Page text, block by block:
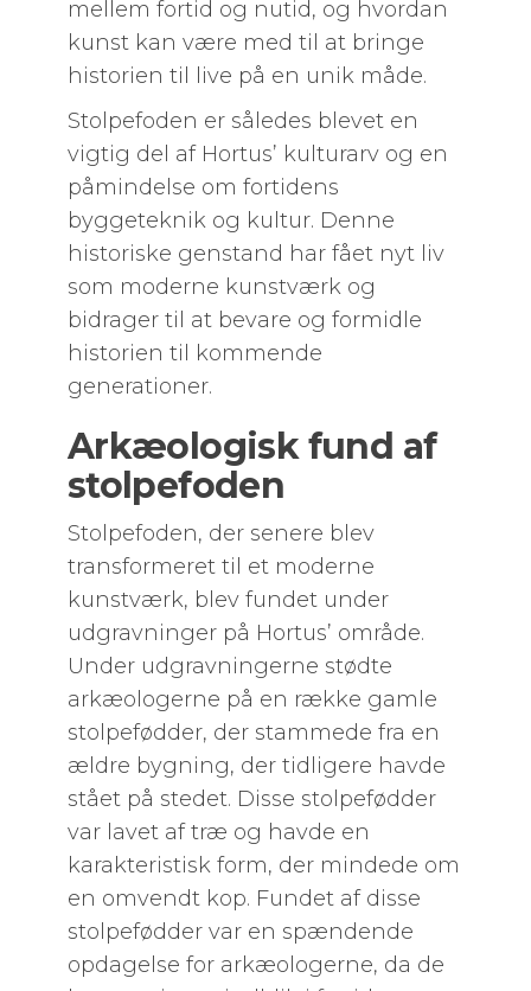
mellem fortid og nutid, og hvordan
kunst kan være med til at bringe
historien til live på en unik måde.
Stolpefoden er således blevet en
vigtig del af Hortus’ kulturarv og en
påmindelse om fortidens
byggeteknik og kultur. Denne
historiske genstand har fået nyt liv
som moderne kunstværk og
bidrager til at bevare og formidle
historien til kommende
generationer.
Arkæologisk fund af
stolpefoden
Stolpefoden, der senere blev
transformeret til et moderne
kunstværk, blev fundet under
udgravninger på Hortus’ område.
Under udgravningerne stødte
arkæologerne på en række gamle
stolpefødder, der stammede fra en
ældre bygning, der tidligere havde
stået på stedet. Disse stolpefødder
var lavet af træ og havde en
karakteristisk form, der mindede om
en omvendt kop. Fundet af disse
stolpefødder var en spændende
opdagelse for arkæologerne, da de